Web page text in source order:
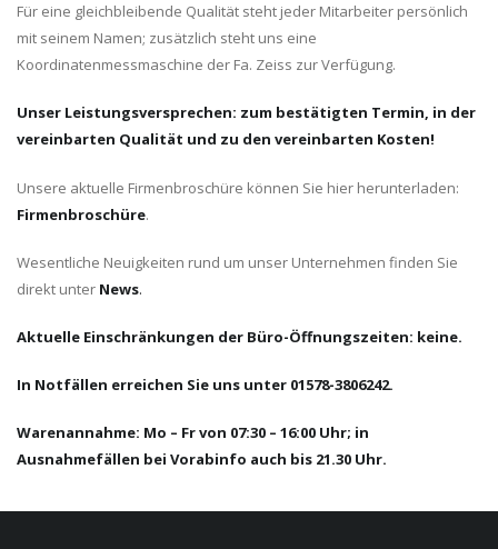
Für eine gleichbleibende Qualität steht jeder Mitarbeiter persönlich
mit seinem Namen; zusätzlich steht uns eine
Koordinatenmessmaschine der Fa. Zeiss zur Verfügung.
Unser Leistungsversprechen: zum bestätigten Termin, in der
vereinbarten Qualität und zu den vereinbarten Kosten!
Unsere aktuelle Firmenbroschüre können Sie hier herunterladen:
Firmenbroschüre.
Wesentliche Neuigkeiten rund um unser Unternehmen finden Sie
direkt unter News.
Aktuelle Einschränkungen der Büro-Öffnungszeiten: keine.
In Notfällen erreichen Sie uns unter 01578-3806242.
Warenannahme: Mo – Fr von 07:30 – 16:00 Uhr; in
Ausnahmefällen bei Vorabinfo auch bis 21.30 Uhr.